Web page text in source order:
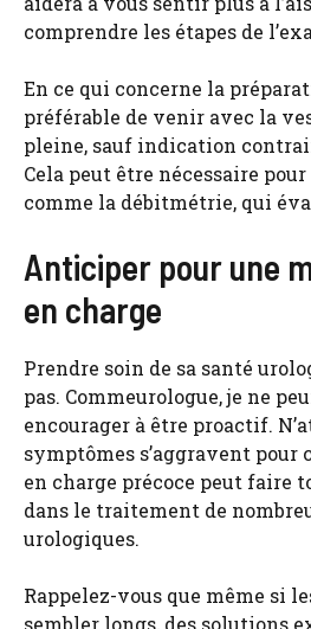
comprendre les étapes de
En ce qui concerne la
préférable de venir avec la
pleine, sauf indication
Cela peut être nécessaire
comme la débitmétrie, qui
Anticiper pour une
en charge
Prendre soin de sa santé
pas. Commeurologue, je ne
encourager à être proactif.
symptômes s’aggravent pour
en charge précoce peut faire
dans le traitement de
urologiques.
Rappelez-vous que même si
sembler longs, des solutions